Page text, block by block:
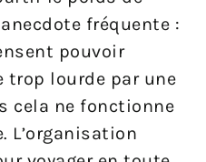
fréquente :
pouvoir
trop lourde par une
cela ne fonctionne
L’organisation